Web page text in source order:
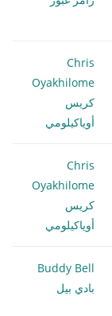
Chris
Oyakhilome
كريس
أوياكيلومي
Chris
Oyakhilome
كريس
أوياكيلومي
Buddy Bell
بادي بيل